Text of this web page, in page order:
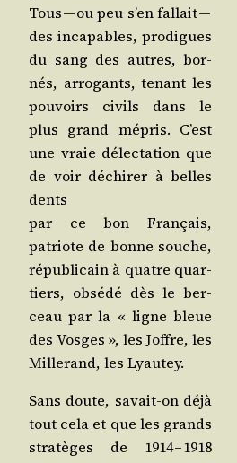
Tous — ou peu s’en fal­lait —
des inca­pables, pro­digues
du sang des autres, bor­
nés, arro­gants, tenant les
pou­voirs civils dans le
plus grand mépris. C’est
une vraie délec­ta­tion que
de voir déchi­rer à belles
dents
par ce bon Fran­çais,
patriote de bonne souche,
répu­bli­cain à quatre quar­
tiers, obsé­dé dès le ber­
ceau par la « ligne bleue
des Vosges », les Joffre, les
Mil­le­rand, les Lyautey.
Sans doute, savait-on déjà
tout cela et que les grands
stra­tèges de 1914 – 1918